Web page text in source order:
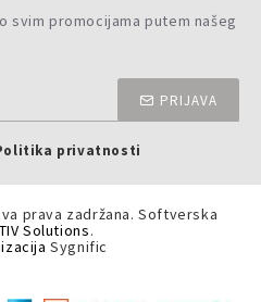
svim promocijama putem našeg
PRIJAVA
privatnosti
prava zadržana. Softverska
Solutions.
Sygnific